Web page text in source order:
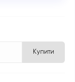
Купити